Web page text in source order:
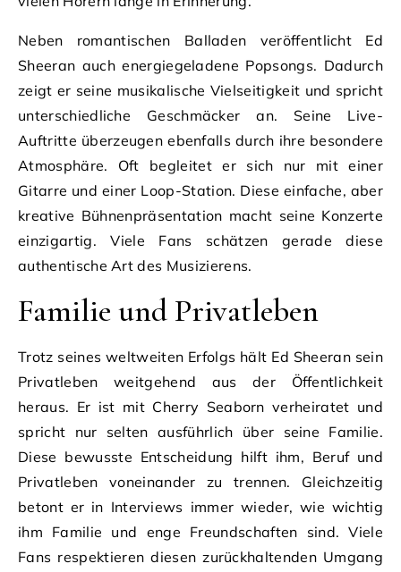
Neben romantischen Balladen veröffentlicht Ed
Sheeran auch energiegeladene Popsongs. Dadurch
zeigt er seine musikalische Vielseitigkeit und spricht
unterschiedliche Geschmäcker an. Seine Live-
Auftritte überzeugen ebenfalls durch ihre besondere
Atmosphäre. Oft begleitet er sich nur mit einer
Gitarre und einer Loop-Station. Diese einfache, aber
kreative Bühnenpräsentation macht seine Konzerte
einzigartig. Viele Fans schätzen gerade diese
authentische Art des Musizierens.
Familie und Privatleben
Trotz seines weltweiten Erfolgs hält Ed Sheeran sein
Privatleben weitgehend aus der Öffentlichkeit
heraus. Er ist mit Cherry Seaborn verheiratet und
spricht nur selten ausführlich über seine Familie.
Diese bewusste Entscheidung hilft ihm, Beruf und
Privatleben voneinander zu trennen. Gleichzeitig
betont er in Interviews immer wieder, wie wichtig
ihm Familie und enge Freundschaften sind. Viele
Fans respektieren diesen zurückhaltenden Umgang